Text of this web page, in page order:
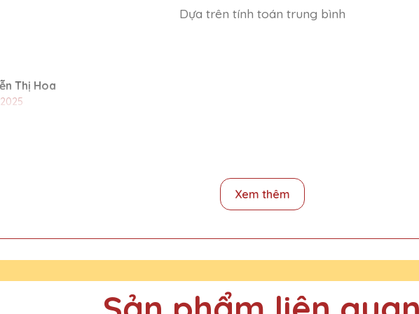
Dựa trên tính toán trung bình
Thị Hoa
Xem thêm